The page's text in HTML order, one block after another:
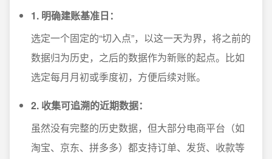
1. 明确建账基准日：
选定一个固定的“切入点”，以这一天为界，将之前的
数据归为历史，之后的数据作为新账的起点。比如
选定每月月初或季度初，方便后续对账。
2. 收集可追溯的近期数据：
虽然没有完整的历史数据，但大部分电商平台（如
淘宝、京东、拼多多）都支持订单、发货、收款等